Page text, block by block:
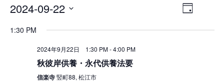
Views
Event
Navigation
Day
2024-09-22
date.
1:30 PM
2024年9月22日 1:30 PM-4:00 PM
秋彼岸供養・永代供養法要
信楽寺竪町88, 松江市